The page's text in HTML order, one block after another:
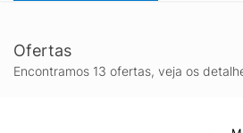
Ofertas
Encontramos 13 ofertas, veja os